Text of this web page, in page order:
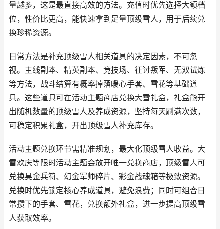
量越多，这是最直接高效的方法。充值时优先选择大额档
位，性价比更高，能快速拿到足量顶级雪人，用于后续兑
换珍稀资源。
日常方法是补充顶级雪人相关道具的决定因素，不可忽
视。主线副本、精英副本、竞技场、征讨叛军、无双试炼
等方法，战斗结算有概率掉落暖心手套、雪花等基础道
具。这些道具可在活动主题商店兑换大雪礼盒，礼盒能开
出随机数量的顶级雪人及养成资源，坚持每天刷满次数，
可稳定积累礼盒，开出顶级雪人补充库存。
活动主题兑换环节需精准规划，最大化顶级雪人收益。大
雪欢庆等限时活动主题会放开唯一兑换商店，顶级雪人可
兑换昊金兵符、幻金军师碎片、彩金战魂箱等极致资源。
兑换时优先锁定核心养成道具，避免浪费；同时可组合日
常攒下的手套、雪花，兑换额外礼盒，进一步提高顶级雪
人获取效率。